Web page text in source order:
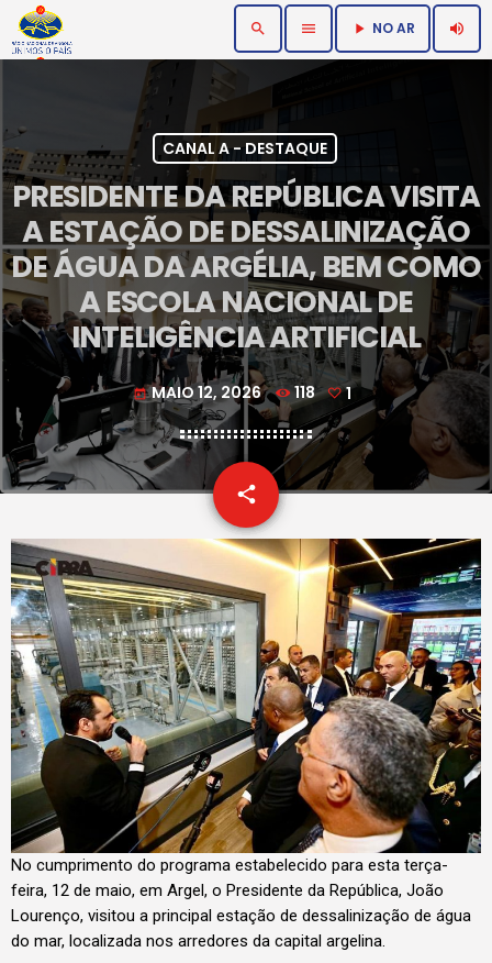
search menu play_arrow NO AR volume_up
CANAL A - DESTAQUE
PRESIDENTE DA REPÚBLICA VISITA
A ESTAÇÃO DE DESSALINIZAÇÃO
DE ÁGUA DA ARGÉLIA, BEM COMO
A ESCOLA NACIONAL DE
INTELIGÊNCIA ARTIFICIAL
today MAIO 12, 2026 118 1
share
email
No cumprimento do programa estabelecido para esta terça-
feira, 12 de maio, em Argel, o Presidente da República, João
Lourenço, visitou a principal estação de dessalinização de água
do mar, localizada nos arredores da capital argelina.